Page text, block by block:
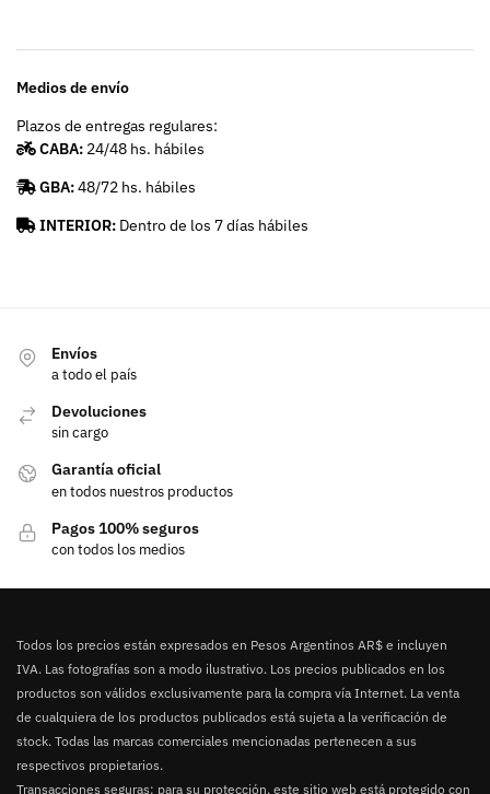
Medios de envío
Plazos de entregas regulares:
CABA: 24/48 hs. hábiles
GBA:48/72 hs. hábiles
INTERIOR: Dentro de los 7 días hábiles
Envíos
a todo el país
Devoluciones
sin cargo
Garantía oficial
en todos nuestros productos
Pagos 100% seguros
con todos los medios
Todos los precios están expresados en Pesos Argentinos AR$ e incluyen
IVA. Las fotografías son a modo ilustrativo. Los precios publicados en los
productos son válidos exclusivamente para la compra vía Internet. La venta
de cualquiera de los productos publicados está sujeta a la verificación de
stock. Todas las marcas comerciales mencionadas pertenecen a sus
respectivos propietarios.
Transacciones seguras: para su protección, este sitio web está protegido con